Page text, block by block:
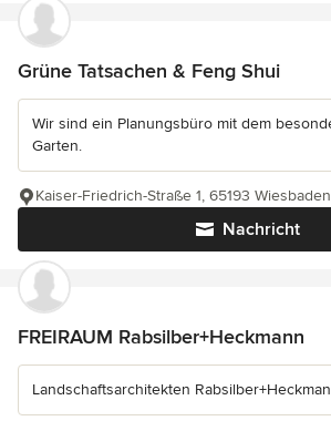
Grüne Tatsachen & Feng Shui
Wir sind ein Planungsbüro mit dem
Garten.
Nachricht
Kaiser-Friedrich-Straße 1, 65193 Wiesbaden
FREIRAUM Rabsilber+Heckmann
Landschaftsarchitekten